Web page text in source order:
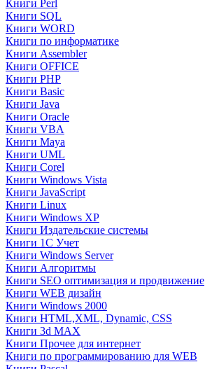
Книги Perl
Книги SQL
Книги WORD
Книги по информатике
Книги Assembler
Книги OFFICE
Книги PHP
Книги Basic
Книги Java
Книги Oracle
Книги VBA
Книги Maya
Книги UML
Книги Corel
Книги Windows Vista
Книги JavaScript
Книги Linux
Книги Windows XP
Книги Издательские системы
Книги 1C Учет
Книги Windows Server
Книги Алгоритмы
Книги SEO оптимизация и продвижение
Книги WEB дизайн
Книги Windows 2000
Книги HTML,XML, Dynamic, CSS
Книги 3d MAX
Книги Прочее для интернет
Книги по программированию для WEB